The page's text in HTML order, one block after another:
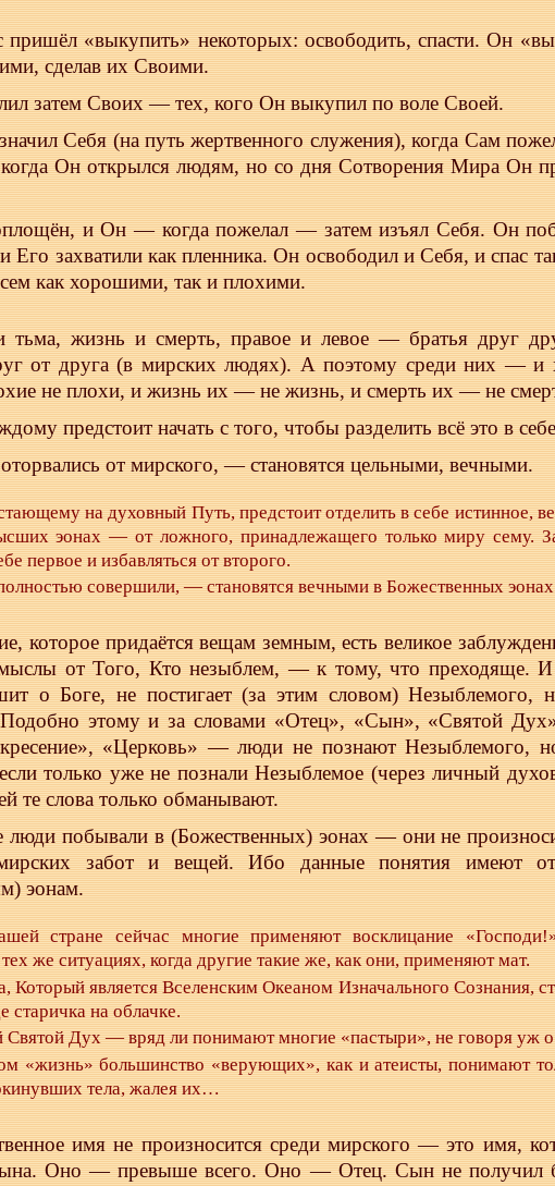
пришёл «выкупить» некоторых: освободить, спасти. Он
сделав их Своими.
затем Своих — тех, кого Он выкупил по воле Своей.
Себя (на путь жертвенного служения), когда Сам
когда Он открылся людям, но со дня Сотворения Мира Он
и Он — когда пожелал — затем изъял Себя. Он
Его захватили как пленника. Он освободил и Себя, и спас
как хорошими, так и плохими.
тьма, жизнь и смерть, правое и левое — братья друг
от друга (в мирских людях). А поэтому среди них — и
не плохи, и жизнь их — не жизнь, и смерть их — не
предстоит начать с того, чтобы разделить всё это в
от мирского, — становятся цельными, вечными.
на духовный Путь, предстоит отделить в себе истинное,
эонах — от ложного, принадлежащего только миру сему.
первое и избавляться от второго.
совершили, — становятся вечными в Божественных
которое придаётся вещам земным, есть великое
от Того, Кто незыблем, — к тому, что преходяще. И
о Боге, не постигает (за этим словом) Незыблемого,
этому и за словами «Отец», «Сын», «Святой
«Церковь» — люди не познают Незыблемого,
только уже не познали Незыблемое (через личный
те слова только обманывают.
люди побывали в (Божественных) эонах — они не
забот и вещей. Ибо данные понятия имеют
эонам.
стране сейчас многие применяют восклицание
тех же ситуациях, когда другие такие же, как они, применяют мат.
Который является Вселенским Океаном Изначального Сознания,
старичка на облачке.
Святой Дух — вряд ли понимают многие «пастыри», не говоря уж о
«жизнь» большинство «верующих», как и атеисты, понимают
тела, жалея их…
имя не произносится среди мирского — это имя,
Оно — превыше всего. Оно — Отец. Сын не получил